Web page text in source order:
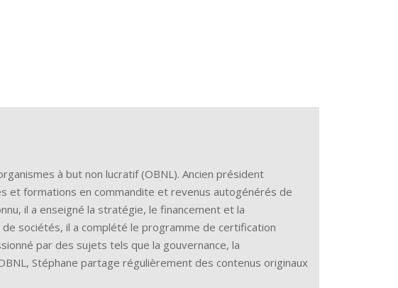
à but non lucratif (OBNL). Ancien président
et formations en commandite et revenus autogénérés de
il a enseigné la stratégie, le financement et la
sociétés, il a complété le programme de certification
par des sujets tels que la gouvernance, la
Stéphane partage régulièrement des contenus originaux